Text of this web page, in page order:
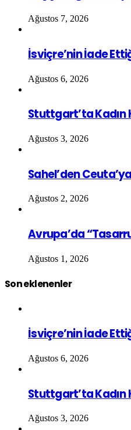
Ağustos 7, 2026
İsviçre’nin İade
Ağustos 6, 2026
Stuttgart’ta Kadın
Ağustos 3, 2026
Sahel’den
Ağustos 2, 2026
Avrupa’da
Ağustos 1, 2026
Son eklenenler
İsviçre’nin İade
Ağustos 6, 2026
Stuttgart’ta Kadın
Ağustos 3, 2026